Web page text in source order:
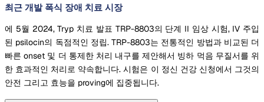
최근 개발 폭식 장애 치료 시장
에 5월 2024, Tryp 치료 발표 TRP-8803의 단계 II 임상 시험, IV 주입
된 psilocin의 독점적인 정립. TRP-8803는 전통적인 방법과 비교된 더
빠른 onset 및 더 통제한 처리 내구를 제안해서 빙하 먹음 무질서를 위
한 효과적인 처리로 약속합니다. 시험은 이 정신 건강 신청에서 그것의
안전 그리고 효능을 proving에 집중됩니다.